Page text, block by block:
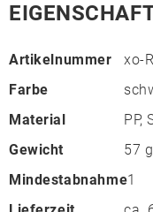
Artikelnummer
xo-
Farbe
Material
PP,
Gewicht
57 g
Mindestabnahme1